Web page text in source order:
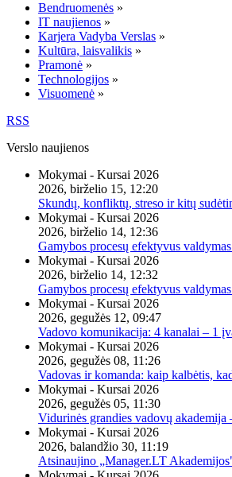
Bendruomenės »
IT naujienos »
Karjera Vadyba Verslas »
Kultūra, laisvalikis »
Pramonė »
Technologijos »
Visuomenė »
RSS
Verslo naujienos
Mokymai - Kursai 2026
2026, birželio 15, 12:20
Skundų, konfliktų, streso ir kitų
Mokymai - Kursai 2026
2026, birželio 14, 12:36
Gamybos procesų efektyvus
Mokymai - Kursai 2026
2026, birželio 14, 12:32
Gamybos procesų efektyvus
Mokymai - Kursai 2026
2026, gegužės 12, 09:47
Vadovo komunikacija: 4 kanalai – 1
Mokymai - Kursai 2026
2026, gegužės 08, 11:26
Vadovas ir komanda: kaip kalbėtis,
Mokymai - Kursai 2026
2026, gegužės 05, 11:30
Vidurinės grandies vadovų
Mokymai - Kursai 2026
2026, balandžio 30, 11:19
Atsinaujino „Manager.LT